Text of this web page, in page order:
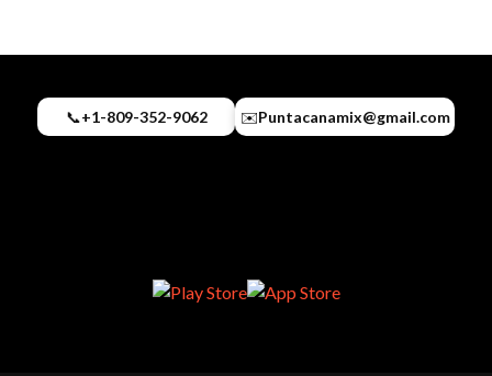
📞+1-809-352-9062 ✉️Puntacanamix@gmail.com